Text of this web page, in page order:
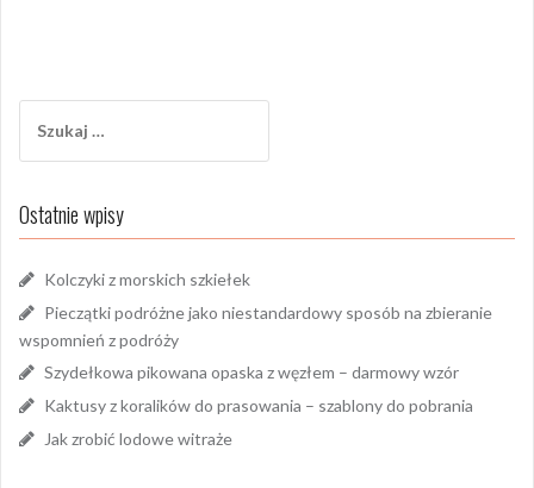
Ostatnie wpisy
Kolczyki z morskich szkiełek
Pieczątki podróżne jako niestandardowy sposób na zbieranie
wspomnień z podróży
Szydełkowa pikowana opaska z węzłem – darmowy wzór
Kaktusy z koralików do prasowania – szablony do pobrania
Jak zrobić lodowe witraże